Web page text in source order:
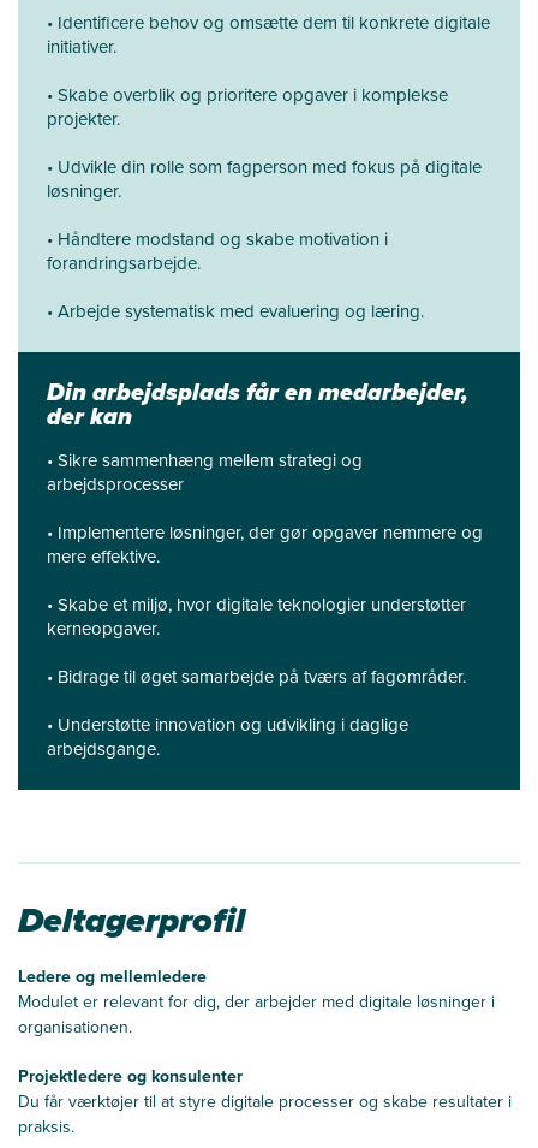
• Identificere behov og omsætte dem til konkrete digitale
initiativer.
• Skabe overblik og prioritere opgaver i komplekse
projekter.
• Udvikle din rolle som fagperson med fokus på digitale
løsninger.
• Håndtere modstand og skabe motivation i
forandringsarbejde.
• Arbejde systematisk med evaluering og læring.
Din arbejdsplads får en medarbejder,
der kan
• Sikre sammenhæng mellem strategi og
arbejdsprocesser
• Implementere løsninger, der gør opgaver nemmere og
mere effektive.
• Skabe et miljø, hvor digitale teknologier understøtter
kerneopgaver.
• Bidrage til øget samarbejde på tværs af fagområder.
• Understøtte innovation og udvikling i daglige
arbejdsgange.
Deltagerprofil
Ledere og mellemledere
Modulet er relevant for dig, der arbejder med digitale løsninger i
organisationen.
Projektledere og konsulenter
Du får værktøjer til at styre digitale processer og skabe resultater i
praksis.